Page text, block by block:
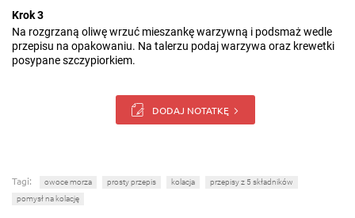
Krok 3
Na rozgrzaną oliwę wrzuć mieszankę warzywną i podsmaż wedle
przepisu na opakowaniu. Na talerzu podaj warzywa oraz krewetki
posypane szczypiorkiem.
DODAJ NOTATKĘ
Tagi: owoce morza prosty przepis kolacja
przepisy z 5 składników
pomysł na kolację